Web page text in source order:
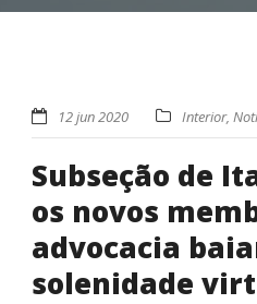
12 jun 2020 Interior,
Subseção de
os novos
advocacia
solenidade